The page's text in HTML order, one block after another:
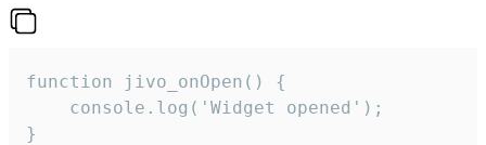
function jivo_onOpen() {
    console.log('Widget opened');
}